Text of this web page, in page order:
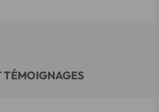
TÉMOIGNAGES